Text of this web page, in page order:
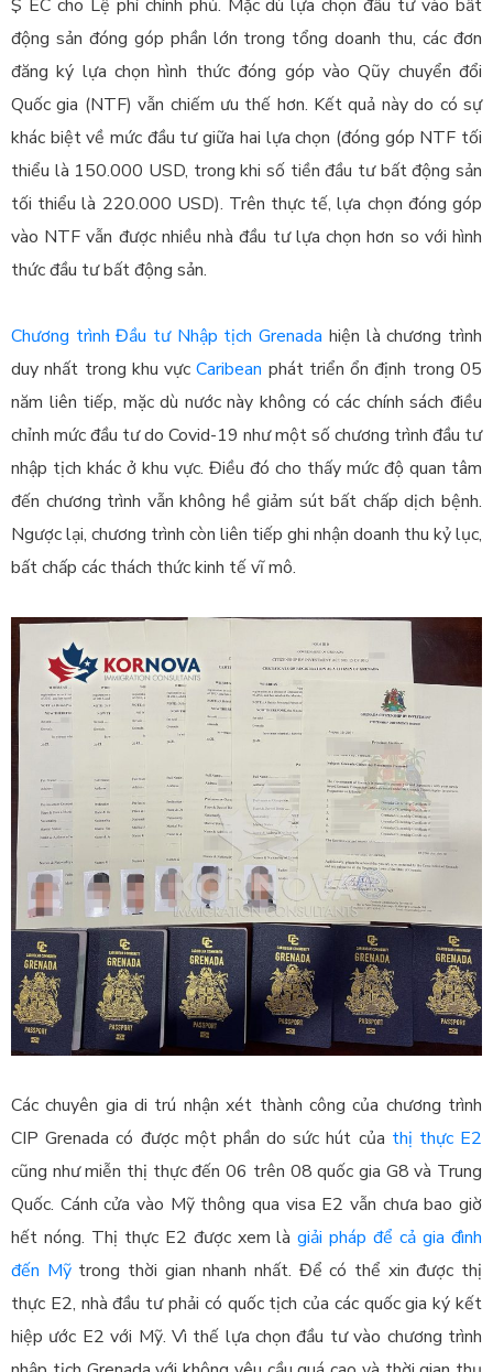
$ EC cho Lệ phí chính phủ. Mặc dù lựa chọn đầu tư vào bất
động sản đóng góp phần lớn trong tổng doanh thu, các đơn
đăng ký lựa chọn hình thức đóng góp vào Qũy chuyển đổi
Quốc gia (NTF) vẫn chiếm ưu thế hơn. Kết quả này do có sự
khác biệt về mức đầu tư giữa hai lựa chọn (đóng góp NTF tối
thiểu là 150.000 USD, trong khi số tiền đầu tư bất động sản
tối thiểu là 220.000 USD). Trên thực tế, lựa chọn đóng góp
vào NTF vẫn được nhiều nhà đầu tư lựa chọn hơn so với hình
thức đầu tư bất động sản.
Chương trình Đầu tư Nhập tịch Grenada hiện là chương trình
duy nhất trong khu vựcCaribean phát triển ổn định trong 05
năm liên tiếp, mặc dù nước này không có các chính sách điều
chỉnh mức đầu tư do Covid-19 như một số chương trình đầu tư
nhập tịch khác ở khu vực. Điều đó cho thấy mức độ quan tâm
đến chương trình vẫn không hề giảm sút bất chấp dịch bệnh.
Ngược lại, chương trình còn liên tiếp ghi nhận doanh thu kỷ lục,
bất chấp các thách thức kinh tế vĩ mô.
Các chuyên gia di trú nhận xét thành công của chương trình
CIP Grenada có được một phần do sức hút của thị thực E2
cũng như miễn thị thực đến 06 trên 08 quốc gia G8 và Trung
Quốc. Cánh cửa vào Mỹ thông qua visa E2 vẫn chưa bao giờ
hết nóng. Thị thực E2 được xem làgiải pháp để cả gia đình
đến Mỹtrong thời gian nhanh nhất. Để có thể xin được thị
thực E2, nhà đầu tư phải có quốc tịch của các quốc gia ký kết
hiệp ước E2 với Mỹ. Vì thế lựa chọn đầu tư vào chương trình